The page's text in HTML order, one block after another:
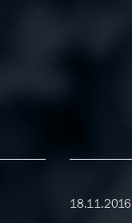
18.11.2016